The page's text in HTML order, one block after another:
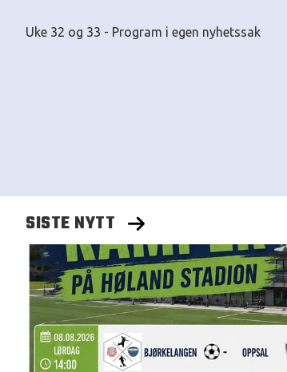
Uke 32 og 33 - Program i egen nyhetssak
SISTE NYTT